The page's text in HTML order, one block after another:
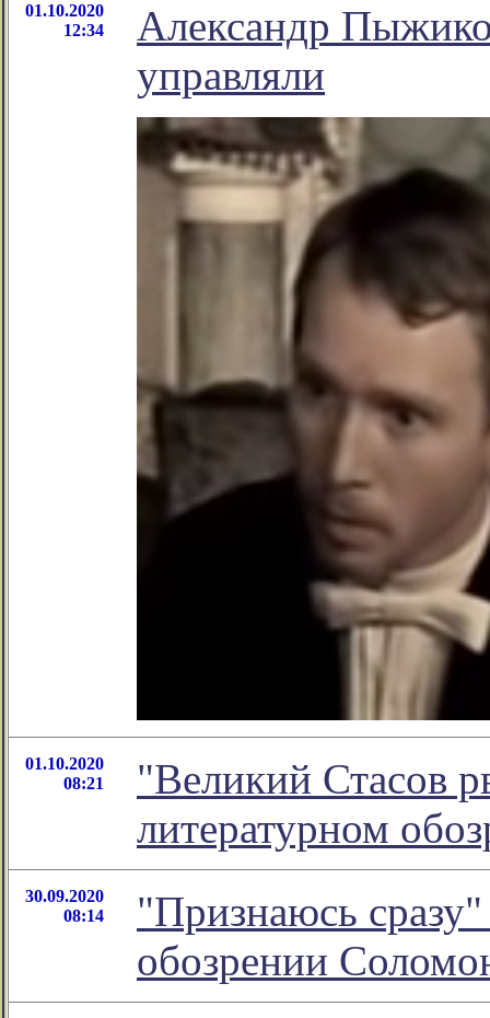
01.10.2020
12:34
Александр
управляли
01.10.2020
08:21
"Великий Стасов
литературном
30.09.2020
08:14
"Признаюсь
обозрении